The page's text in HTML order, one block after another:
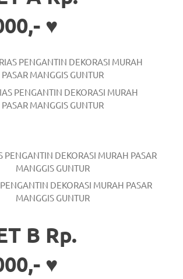
♥
PENGANTIN DEKORASI MURAH
PASAR MANGGIS GUNTUR
DEKORASI MURAH PASAR
MANGGIS GUNTUR
B Rp.
♥